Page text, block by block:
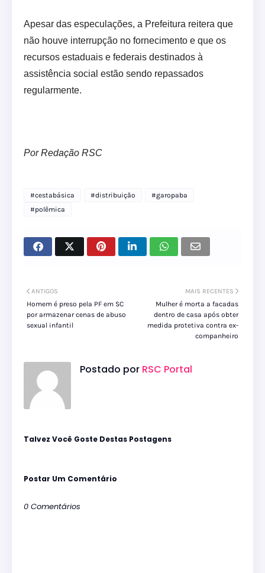
Apesar das especulações, a Prefeitura reitera que
não houve interrupção no fornecimento e que os
recursos estaduais e federais destinados à
assistência social estão sendo repassados
regularmente.
Por Redação RSC
#cestabásica #distribuição
#garopaba
#polêmica
MAIS RECENTES
Mulher é morta a facadas
dentro de casa após obter
medida protetiva contra ex-
companheiro
ANTIGOS
Homem é preso pela PF em SC
por armazenar cenas de abuso
sexual infantil
Postado por RSC Portal
Talvez Você Goste Destas Postagens
Postar Um Comentário
0 Comentários